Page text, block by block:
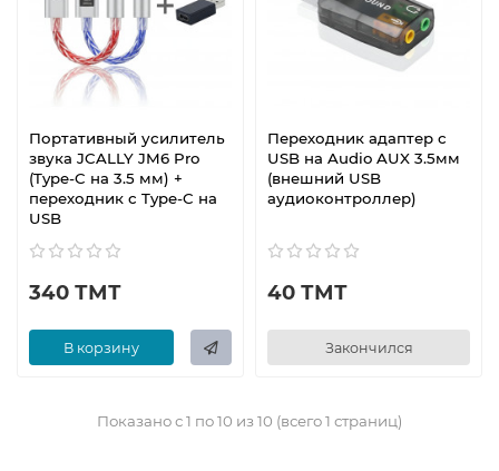
Портативный усилитель
звука JCALLY JM6 Pro
(Type-C на 3.5 мм) +
переходник с Type-C на
USB
340 ТМТ
В корзину
Переходник адаптер с
USB на Audio AUX 3.5мм
(внешний USB
аудиоконтроллер)
40 ТМТ
Закончился
Показано с 1 по 10 из 10 (всего 1 страниц)